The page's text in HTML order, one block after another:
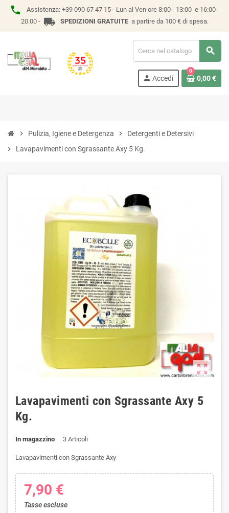
phone Assistenza: +39 090 67 47 15 - Lun al Ven ore 8:00 - 13:00 e 16:00 -
20.00 - local_shipping SPEDIZIONI GRATUITEa partire da 100 € di spesa.
search
person Accedi
0
0,00 €
chevron_right Pulizia, Igiene e Detergenza chevron_right
Detergenti e Detersivi
chevron_right
Lavapavimenti con Sgrassante Axy 5 Kg.
zoom_out_map
Lavapavimenti con Sgrassante Axy 5
Kg.
In magazzino 3 Articoli
Lavapavimenti con Sgrassante Axy
7,90 €
Tasse escluse